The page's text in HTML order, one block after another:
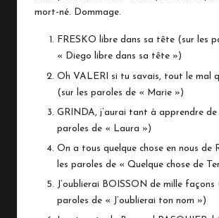
mort-né. Dommage.
FRESKO libre dans sa tête (sur les
« Diego libre dans sa tête »)
Oh VALERI si tu savais, tout le mal
(sur les paroles de « Marie »)
GRINDA, j’aurai tant à apprendre
paroles de « Laura »)
On a tous quelque chose en nous de
les paroles de « Quelque chose de
J’oublierai BOISSON de mille façons
paroles de « J’oublierai ton nom »)